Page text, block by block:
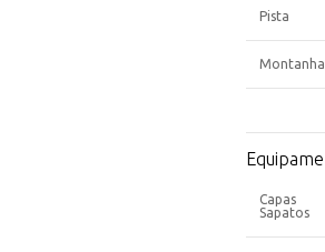
Pista
Montanha
Capas
Sapatos